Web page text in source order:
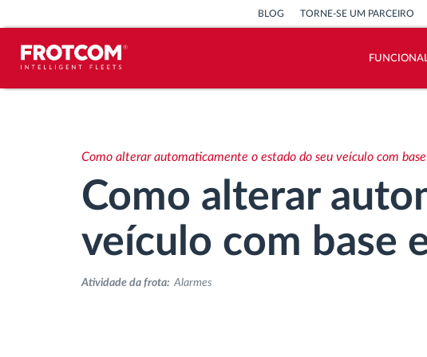
BLOG TORNE-SE UM PARCEIRO
condução
Gestão de tarefas
Como alterar automaticamente o estado do seu veículo com
Como alterar
veículo com base
Atividade da frota: Alarmes